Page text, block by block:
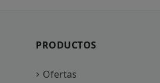
PRODUCTOS
Ofertas